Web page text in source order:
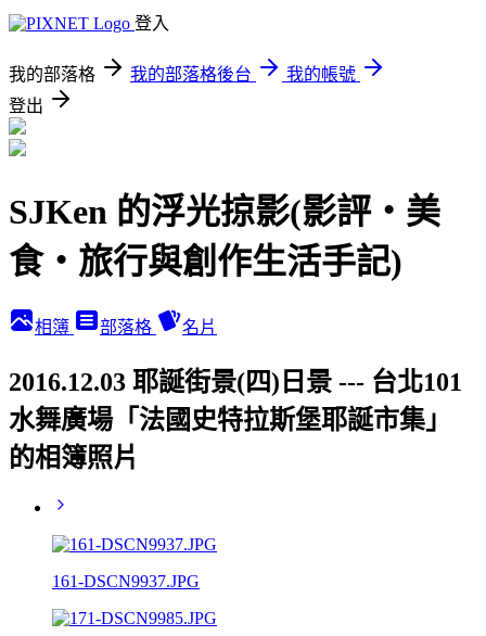
登入
我的部落格 我的部落格後台
我的帳號
登出
SJKen 的浮光掠影(影評‧美
食‧旅行與創作生活手記)
相簿 部落格 名片
2016.12.03 耶誕街景(四)日景 --- 台北101
水舞廣場「法國史特拉斯堡耶誕市集」
的相簿照片
161-DSCN9937.JPG